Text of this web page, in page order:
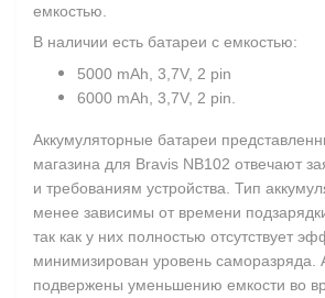
емкостью.
В наличии есть батареи с емкостью:
5000 mAh, 3,7V, 2 pin
6000 mAh, 3,7V, 2 pin
Аккумуляторные батареи
магазина для Bravis NB102 отвечают
и требованиям устройства. Тип
менее зависимы от времени
так как у них полностью отсутствует
минимизирован уровень саморазряда.
подвержены уменьшению емкости во